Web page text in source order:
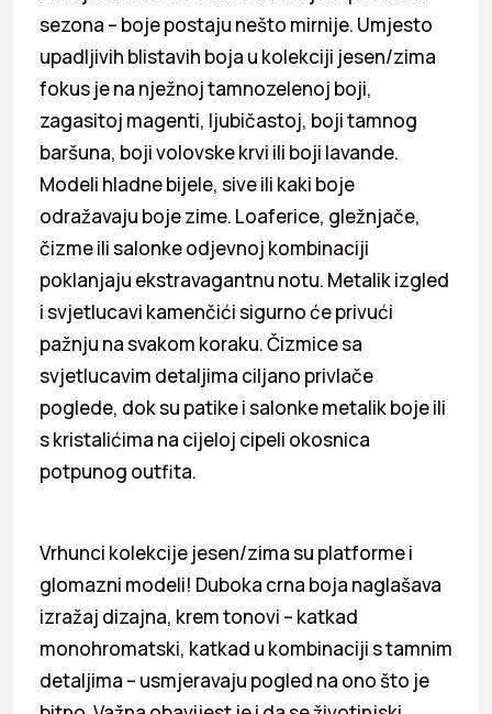
sezona – boje postaju nešto mirnije. Umjesto
upadljivih blistavih boja u kolekciji jesen/zima
fokus je na nježnoj tamnozelenoj boji,
zagasitoj magenti, ljubičastoj, boji tamnog
baršuna, boji volovske krvi ili boji lavande.
Modeli hladne bijele, sive ili kaki boje
odražavaju boje zime. Loaferice, gležnjače,
čizme ili salonke odjevnoj kombinaciji
poklanjaju ekstravagantnu notu. Metalik izgled
i svjetlucavi kamenčići sigurno će privući
pažnju na svakom koraku. Čizmice sa
svjetlucavim detaljima ciljano privlače
poglede, dok su patike i salonke metalik boje ili
s kristalićima na cijeloj cipeli okosnica
potpunog outfita.
Vrhunci kolekcije jesen/zima su platforme i
glomazni modeli! Duboka crna boja naglašava
izražaj dizajna, krem tonovi – katkad
monohromatski, katkad u kombinaciji s tamnim
detaljima – usmjeravaju pogled na ono što je